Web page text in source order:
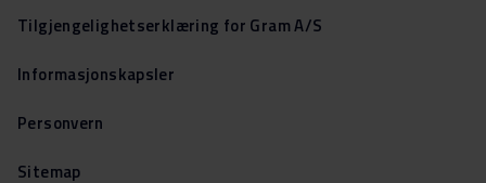
Tilgjengelighetserklæring for Gram A/S
Informasjonskapsler
Personvern
Sitemap